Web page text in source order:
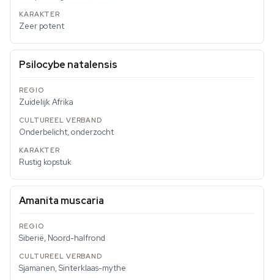
Zeer potent
Psilocybe natalensis
Zuidelijk Afrika
Onderbelicht, onderzocht
Rustig kopstuk
Amanita muscaria
Siberië, Noord-halfrond
Sjamanen, Sinterklaas-mythe